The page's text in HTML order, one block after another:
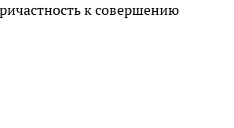
к совершению